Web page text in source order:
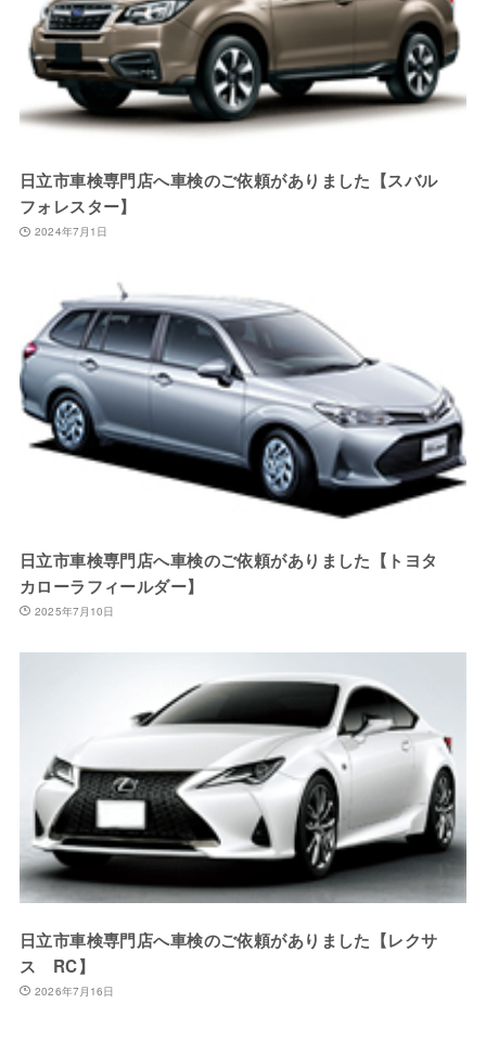
日立市車検専門店へ車検のご依頼がありました【スバル
フォレスター】
2024年7月1日
日立市車検専門店へ車検のご依頼がありました【トヨタ
カローラフィールダー】
2025年7月10日
日立市車検専門店へ車検のご依頼がありました【レクサ
ス RC】
2026年7月16日